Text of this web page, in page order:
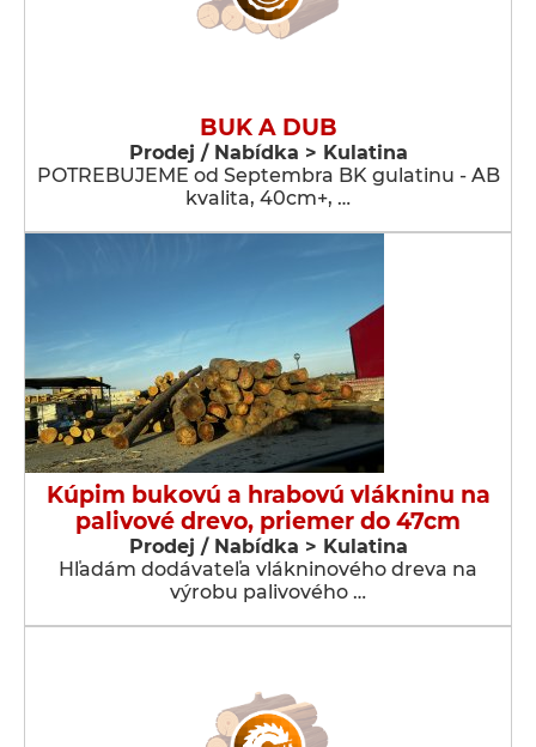
BUK A DUB
Prodej / Nabídka > Kulatina
POTREBUJEME od Septembra BK gulatinu - AB
kvalita, 40cm+, …
Kúpim bukovú a hrabovú vlákninu na
palivové drevo, priemer do 47cm
Prodej / Nabídka > Kulatina
Hľadám dodávateľa vlákninového dreva na
výrobu palivového …